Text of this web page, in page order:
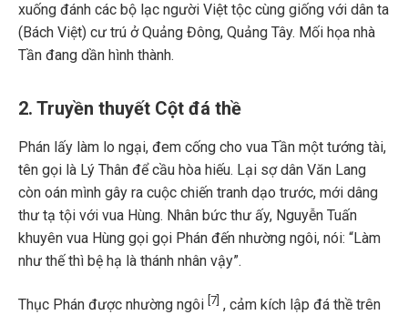
xuống đánh các bộ lạc người Việt tộc cùng giống với dân ta
(Bách Việt) cư trú ở Quảng Đông, Quảng Tây. Mối họa nhà
Tần đang dần hình thành.
2. Truyền thuyết Cột đá thề
Phán lấy làm lo ngại, đem cống cho vua Tần một tướng tài,
tên gọi là Lý Thân để cầu hòa hiếu. Lại sợ dân Văn Lang
còn oán mình gây ra cuộc chiến tranh dạo trước, mới dâng
thư tạ tội với vua Hùng. Nhân bức thư ấy, Nguyễn Tuấn
khuyên vua Hùng gọi gọi Phán đến nhường ngôi, nói: “Làm
như thế thì bệ hạ là thánh nhân vậy”.
Thục Phán được nhường ngôi [7] , cảm kích lập đá thề trên